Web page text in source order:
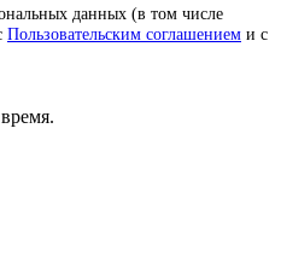
данных (в том числе
Пользовательским соглашением и с